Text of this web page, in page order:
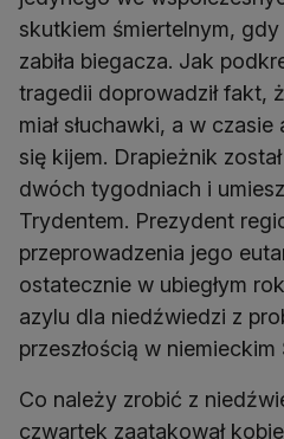
skutkiem śmiertelnym,
zabiła biegacza. Jak
tragedii doprowadził fakt,
miał słuchawki, a w
się kijem. Drapieżnik
dwóch tygodniach i
Trydentem. Prezydent
przeprowadzenia jego
ostatecznie w ubiegłym
azylu dla niedźwiedzi z
przeszłością w
Co należy zrobić z
czwartek zaatakował